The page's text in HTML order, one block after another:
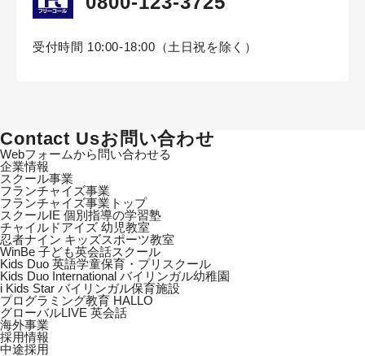
受付時間 10:00-18:00（土日祝を除く）
Contact Usお問い合わせ
Webフォームから問い合わせる
企業情報
スクール事業
フランチャイズ事業
フランチャイズ事業トップ
スクールIE 個別指導の学習塾
チャイルドアイズ 幼児教室
忍者ナイン キッズスポーツ教室
WinBe 子ども英会話スクール
Kids Duo 英語学童保育・プリスクール
Kids Duo International バイリンガル幼稚園
i Kids Star バイリンガル保育施設
プログラミング教育 HALLO
グローバルLIVE 英会話
海外事業
採用情報
中途採用